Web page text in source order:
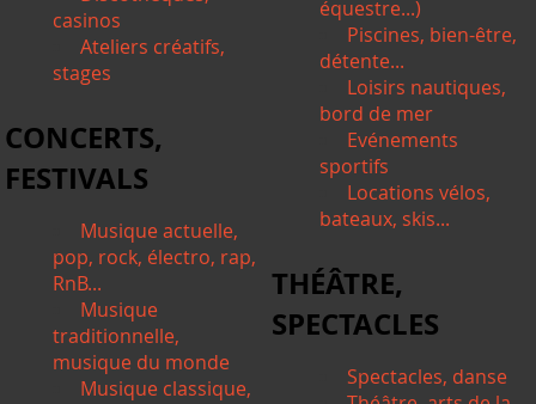
casinos
Ateliers créatifs,
stages
équestre...)
Piscines, bien-être,
détente...
Loisirs nautiques,
bord de mer
Evénements
sportifs
Locations vélos,
bateaux, skis...
CONCERTS,
FESTIVALS
Musique actuelle,
pop, rock, électro, rap,
RnB...
Musique
traditionnelle,
musique du monde
Musique classique,
THÉÂTRE,
SPECTACLES
Spectacles, danse